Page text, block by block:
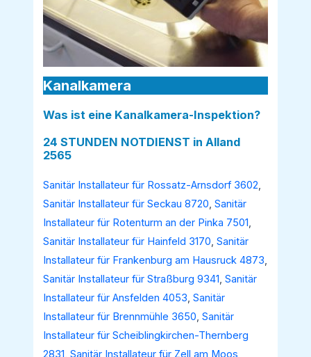
Kanalkamera
Was ist eine Kanalkamera-Inspektion?
24 STUNDEN NOTDIENST in Alland
2565
Sanitär Installateur für Rossatz-Arnsdorf 3602,
Sanitär Installateur für Seckau 8720,Sanitär
Installateur für Rotenturm an der Pinka 7501,
Sanitär Installateur für Hainfeld 3170,Sanitär
Installateur für Frankenburg am Hausruck 4873,
Sanitär Installateur für Straßburg 9341,Sanitär
Installateur für Ansfelden 4053,Sanitär
Installateur für Brennmühle 3650,Sanitär
Installateur für Scheiblingkirchen-Thernberg
2831,Sanitär Installateur für Zell am Moos